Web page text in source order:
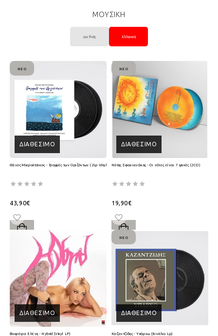
ΜΟΥΣΙΚΗ
Διεθνής Ελληνική
ΔΙΑΘΈΣΙΜΟ
ΝΈΟ
Θάνος Μικρούτσικος - Γραμμές των Οριζόντων (2Lp Vinyl)
43,90€
ΔΙΑΘΈΣΙΜΟ
ΝΈΟ
Νότης Σφακιανάκης - Οι νότες είναι 7 ψυχές (2CD)
19,90€
ΔΙΑΘΈΣΙΜΟ
Φουρέιρα Ελένη - Hybrid (Vinyl LP)
ΔΙΑΘΈΣΙΜΟ
ΝΈΟ
Καζαντζίδης - Υπάρχω (Βινύλιο Lp)